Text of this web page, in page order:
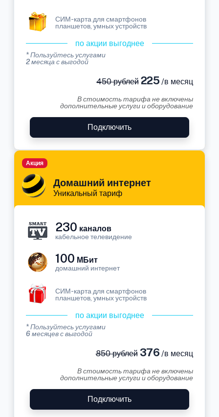
СИМ-карта для смартфонов
планшетов, умных устройств
по акции выгоднее
* Пользуйтесь услугами
2 месяца с выгодой
450 рублей225 /в месяц
В стоимость тарифа не включены
дополнительные услуги и оборудование
Подключить
Домашний интернет
Уникальный тариф
Акция
230 каналов
кабельное телевидение
100 МБит
домашний интернет
СИМ-карта для смартфонов
планшетов, умных устройств
по акции выгоднее
* Пользуйтесь услугами
6 месяцев с выгодой
850 рублей376 /в месяц
В стоимость тарифа не включены
дополнительные услуги и оборудование
Подключить